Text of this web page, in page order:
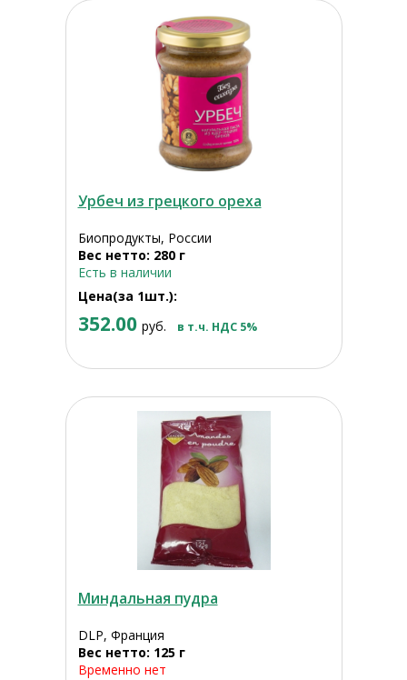
Урбеч из грецкого ореха
Биопродукты, России
Вес нетто: 280 г
Есть в наличии
Цена(за 1шт.):
352.00 руб. в т.ч. НДС 5%
Миндальная пудра
DLP, Франция
Вес нетто: 125 г
Временно нет